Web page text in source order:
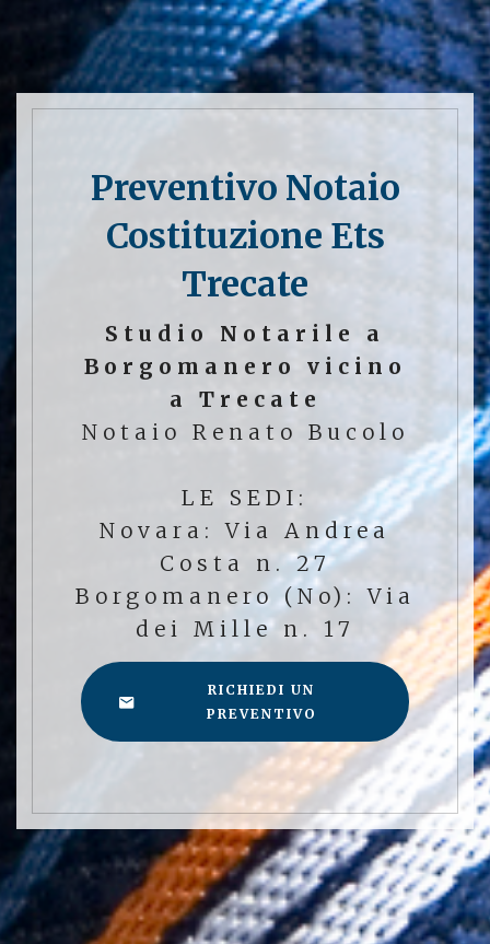
Preventivo Notaio
Costituzione Ets
Trecate
Studio Notarile a
Borgomanero vicino
a Trecate
Notaio Renato Bucolo
LE SEDI:
Novara: Via Andrea
Costa n. 27
Borgomanero (No): Via
dei Mille n. 17
RICHIEDI UN
PREVENTIVO